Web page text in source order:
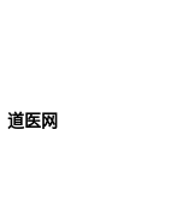
道医网